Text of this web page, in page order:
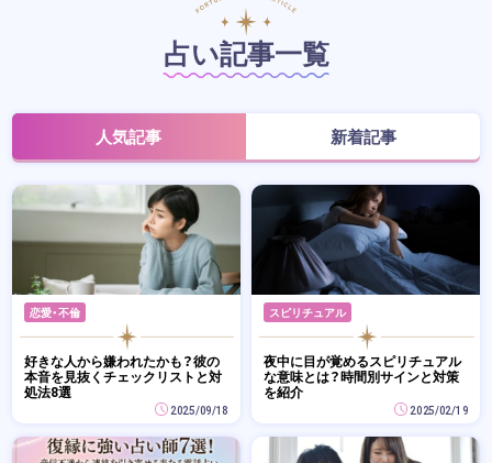
占い記事一覧
人気記事 新着記事
恋愛・不倫
好きな人から嫌われたかも？彼の
本音を見抜くチェックリストと対
処法8選
2025/09/18
スピリチュアル
夜中に目が覚めるスピリチュアル
な意味とは？時間別サインと対策
を紹介
2025/02/19